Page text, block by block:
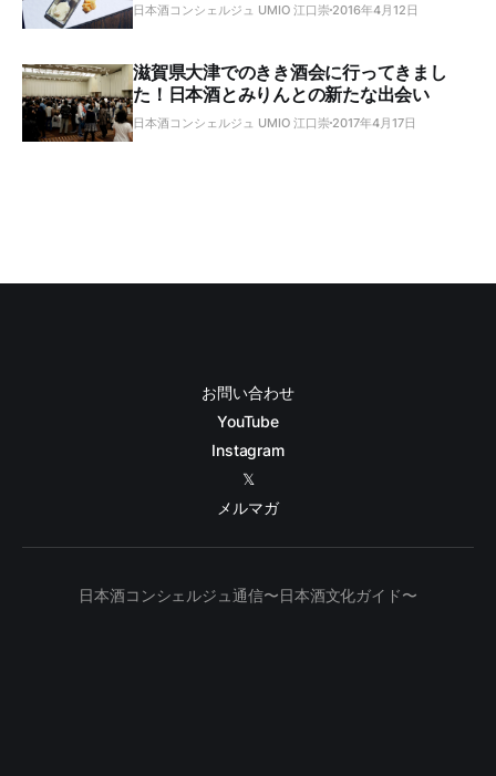
日本酒コンシェルジュ UMIO 江口崇 2016年4月12日
滋賀県大津でのきき酒会に行ってきまし
た！日本酒とみりんとの新たな出会い
日本酒コンシェルジュ UMIO 江口崇 2017年4月17日
お問い合わせ
YouTube
Instagram
𝕏
メルマガ
日本酒コンシェルジュ通信〜日本酒文化ガイド〜